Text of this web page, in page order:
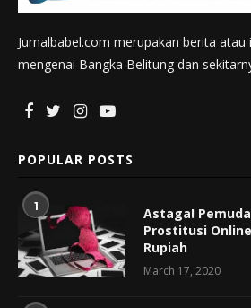
Jurnalbabel.com merupakan berita
mengenai Bangka Belitung dan
POPULAR POSTS
1
Astaga!
Prostitusi
Rupiah
March 17, 2020